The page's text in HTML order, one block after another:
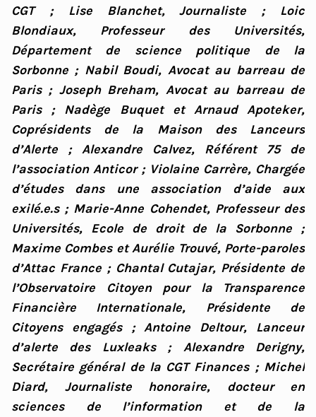
CGT ; Lise Blanchet, Journaliste ; Loic
Blondiaux, Professeur des Universités,
Département de science politique de la
Sorbonne ; Nabil Boudi, Avocat au barreau de
Paris ; Joseph Breham, Avocat au barreau de
Paris ; Nadège Buquet et Arnaud Apoteker,
Coprésidents de la Maison des Lanceurs
d’Alerte ; Alexandre Calvez, Référent 75 de
l’association Anticor ; Violaine Carrère, Chargée
d’études dans une association d’aide aux
exilé.e.s ; Marie-Anne Cohendet, Professeur des
Universités, Ecole de droit de la Sorbonne ;
Maxime Combes et Aurélie Trouvé, Porte-paroles
d’Attac France ; Chantal Cutajar, Présidente de
l’Observatoire Citoyen pour la Transparence
Financière Internationale, Présidente de
Citoyens engagés ; Antoine Deltour, Lanceur
d’alerte des Luxleaks ; Alexandre Derigny,
Secrétaire général de la CGT Finances ; Michel
Diard, Journaliste honoraire, docteur en
sciences de l’information et de la